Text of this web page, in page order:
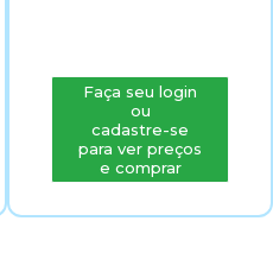
Faça seu login
ou
cadastre-se
para ver preços
e comprar